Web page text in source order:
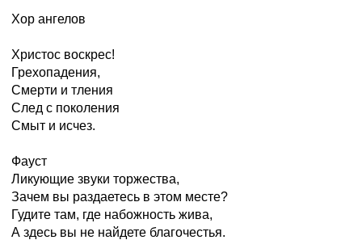
Хор ангелов
Христос воскрес!
Грехопадения,
Смерти и тления
След с поколения
Смыт и исчез.
Фауст
Ликующие звуки торжества,
Зачем вы раздаетесь в этом месте?
Гудите там, где набожность жива,
А здесь вы не найдете благочестья.